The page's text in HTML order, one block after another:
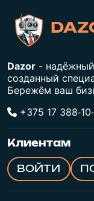
Dazor - надёжный
созданный
Бережём ваш
+375 17
Клиентам
ВОЙТИ